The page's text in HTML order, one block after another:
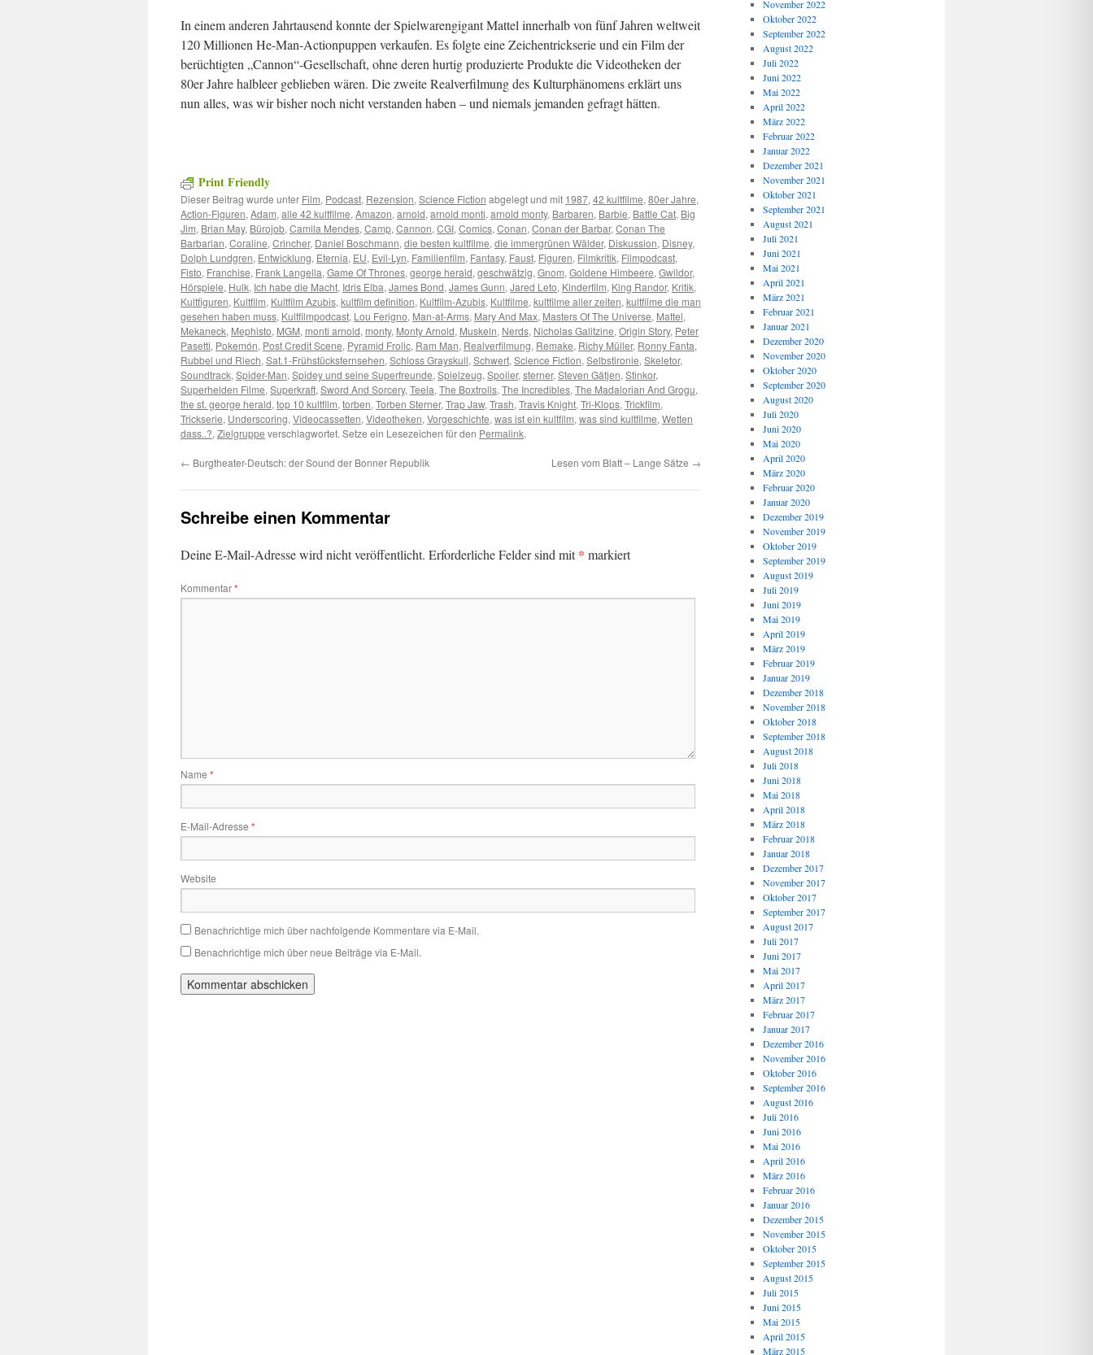
In einem anderen Jahrtausend konnte der Spielwarengigant Mattel innerhalb von fünf Jahren weltweit
120 Millionen He-Man-Actionpuppen verkaufen. Es folgte eine Zeichentrickserie und ein Film der
berüchtigten „Cannon“-Gesellschaft, ohne deren hurtig produzierte Produkte die Videotheken der
80er Jahre halbleer geblieben wären. Die zweite Realverfilmung des Kulturphänomens erklärt uns
nun alles, was wir bisher noch nicht verstanden haben – und niemals jemanden gefragt hätten.
Print Friendly
Dieser Beitrag wurde unter Film, Podcast, Rezension, Science Fiction abgelegt und mit 1987, 42 kultfilme, 80er Jahre,
Action-Figuren, Adam, alle 42 kultfilme, Amazon, arnold, arnold monti, arnold monty, Barbaren, Barbie, Battle Cat, Big
Jim, Brian May, Bürojob, Camila Mendes, Camp, Cannon, CGI, Comics, Conan, Conan der Barbar, Conan The
Barbarian, Coraline, Crincher, Daniel Boschmann, die besten kultfilme, die immergrünen Wälder, Diskussion, Disney,
Dolph Lundgren, Entwicklung, Eternia, EU, Evil-Lyn, Familienfilm, Fantasy, Faust, Figuren, Filmkritik, Filmpodcast,
Fisto, Franchise, Frank Langella, Game Of Thrones, george herald, geschwätzig, Gnom, Goldene Himbeere, Gwildor,
Hörspiele, Hulk, Ich habe die Macht, Idris Elba, James Bond, James Gunn, Jared Leto, Kinderfilm, King Randor, Kritik,
Kultfiguren, Kultfilm, Kultfilm Azubis, kultfilm definition, Kultfilm-Azubis, Kultfilme, kultfilme aller zeiten, kultfilme die man
gesehen haben muss, Kultfilmpodcast, Lou Ferigno, Man-at-Arms, Mary And Max, Masters Of The Universe, Mattel,
Mekaneck, Mephisto, MGM, monti arnold, monty, Monty Arnold, Muskeln, Nerds, Nicholas Galitzine, Origin Story, Peter
Pasetti, Pokemón, Post Credit Scene, Pyramid Frolic, Ram Man, Realverfilmung, Remake, Richy Müller, Ronny Fanta,
Rubbel und Riech, Sat.1-Frühstücksfernsehen, Schloss Grayskull, Schwert, Science Fiction, Selbstironie, Skeletor,
Soundtrack, Spider-Man, Spidey und seine Superfreunde, Spielzeug, Spoiler, sterner, Steven Gätjen, Stinkor,
Superhelden Filme, Superkraft, Sword And Sorcery, Teela, The Boxtrolls, The Incredibles, The Madalorian And Grogu,
the st. george herald, top 10 kultfilm, torben, Torben Sterner, Trap Jaw, Trash, Travis Knight, Tri-Klops, Trickfilm,
Trickserie, Underscoring, Videocassetten, Videotheken, Vorgeschichte, was ist ein kultfilm, was sind kultfilme, Wetten
dass..?, Zielgruppe verschlagwortet. Setze ein Lesezeichen für den Permalink.
← Burgtheater-Deutsch: der Sound der Bonner Republik Lesen vom Blatt – Lange Sätze →
Schreibe einen Kommentar
Deine E-Mail-Adresse wird nicht veröffentlicht. Erforderliche Felder sind mit* markiert
Kommentar*
Name *
E-Mail-Adresse *
Website
Benachrichtige mich über nachfolgende Kommentare via E-Mail.
Benachrichtige mich über neue Beiträge via E-Mail.
November 2022
Oktober 2022
September 2022
August 2022
Juli 2022
Juni 2022
Mai 2022
April 2022
März 2022
Februar 2022
Januar 2022
Dezember 2021
November 2021
Oktober 2021
September 2021
August 2021
Juli 2021
Juni 2021
Mai 2021
April 2021
März 2021
Februar 2021
Januar 2021
Dezember 2020
November 2020
Oktober 2020
September 2020
August 2020
Juli 2020
Juni 2020
Mai 2020
April 2020
März 2020
Februar 2020
Januar 2020
Dezember 2019
November 2019
Oktober 2019
September 2019
August 2019
Juli 2019
Juni 2019
Mai 2019
April 2019
März 2019
Februar 2019
Januar 2019
Dezember 2018
November 2018
Oktober 2018
September 2018
August 2018
Juli 2018
Juni 2018
Mai 2018
April 2018
März 2018
Februar 2018
Januar 2018
Dezember 2017
November 2017
Oktober 2017
September 2017
August 2017
Juli 2017
Juni 2017
Mai 2017
April 2017
März 2017
Februar 2017
Januar 2017
Dezember 2016
November 2016
Oktober 2016
September 2016
August 2016
Juli 2016
Juni 2016
Mai 2016
April 2016
März 2016
Februar 2016
Januar 2016
Dezember 2015
November 2015
Oktober 2015
September 2015
August 2015
Juli 2015
Juni 2015
Mai 2015
April 2015
März 2015